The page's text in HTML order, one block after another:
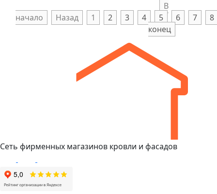
В
начало
Назад 1 2 3 4 5 6 7
8
конец
Сеть фирменных магазинов кровли и фасадов